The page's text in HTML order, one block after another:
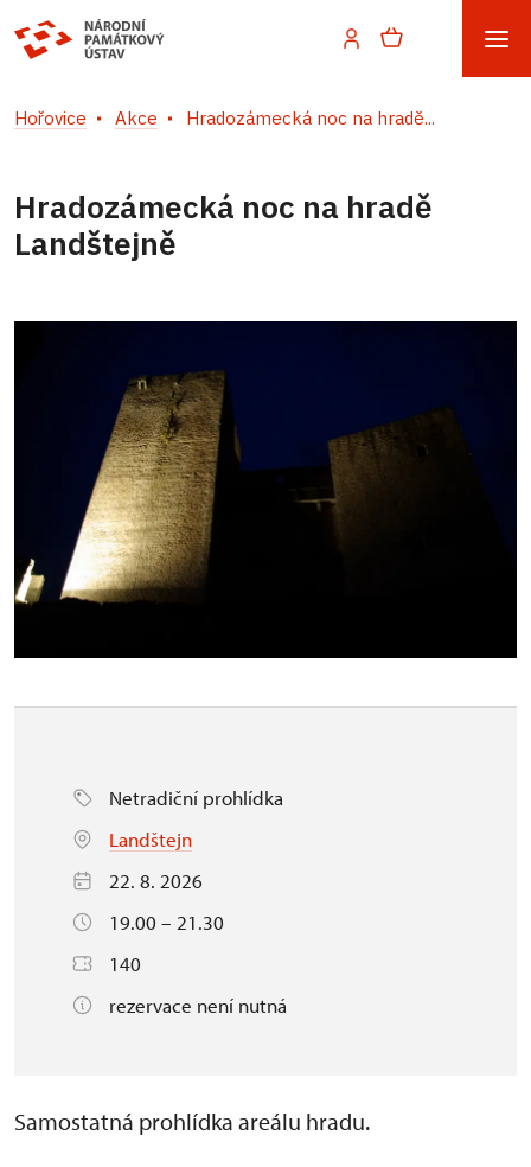
Hořovice Akce Hradozámecká noc na hradě...
Hradozámecká noc na hradě
Landštejně
Netradiční prohlídka
Landštejn
22. 8. 2026
19.00 – 21.30
140
rezervace není nutná
Samostatná prohlídka areálu hradu.